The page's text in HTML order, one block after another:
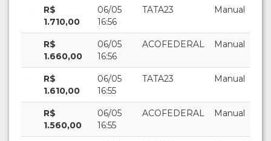
R$
1.710,00
06/05
16:56
TATA23 Manual
R$
1.660,00
06/05
16:56
ACOFEDERAL Manual
R$
1.610,00
06/05
16:55
TATA23 Manual
R$
1.560,00
06/05
16:55
ACOFEDERAL Manual